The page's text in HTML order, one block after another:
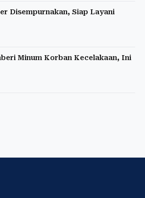
Disempurnakan, Siap Layani
Minum Korban Kecelakaan, Ini